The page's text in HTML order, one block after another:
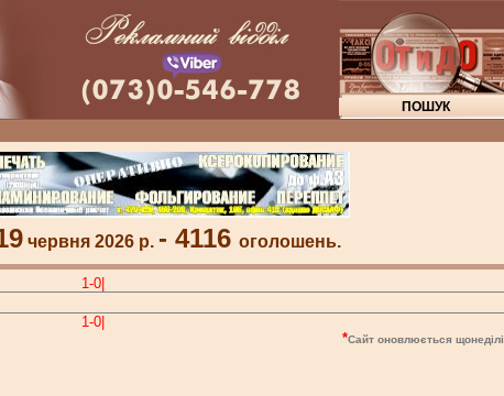
червня 2026 р. - 4116 оголошень.
1-0|
1-0|
*Сайт оновлюється щонеділі.